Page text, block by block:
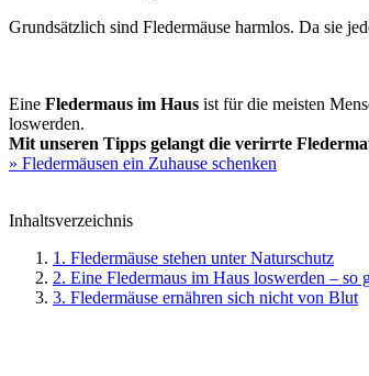
Grundsätzlich sind Fledermäuse harmlos. Da sie
Eine Fledermaus im Haus ist für die meisten
loswerden.
Mit unseren Tipps gelangt die verirrte
» Fledermäusen ein Zuhause schenken
Inhaltsverzeichnis
1. Fledermäuse stehen unter Naturschutz
2. Eine Fledermaus im Haus loswerden – so
3. Fledermäuse ernähren sich nicht von Blut